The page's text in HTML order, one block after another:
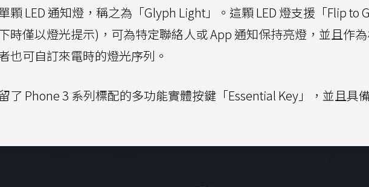
顆 LED 通知燈，稱之為「Glyph Light」。這顆 LED 燈支援「Flip to
時僅以燈光提示)，可為特定聯絡人或 App 通知保持亮燈，並且作
也可自訂來電時的燈光序列。
了 Phone 3 系列標配的多功能實體按鍵「Essential Key」，並且具